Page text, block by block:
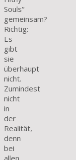
Souls“
gemeinsam?
Richtig:
Es
gibt
sie
überhaupt
nicht.
Zumindest
nicht
in
der
Realität,
denn
bei
allen